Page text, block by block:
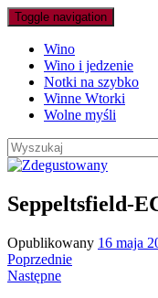
Toggle navigation
Wino
Wino i jedzenie
Notki na szybko
Winne Wtorki
Wolne myśli
Seppeltsfield-
Opublikowany 16 maja
Poprzednie
Następne